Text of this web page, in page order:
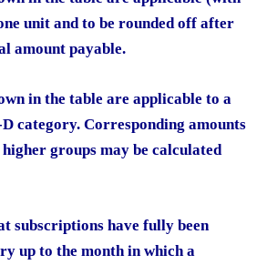
unit and to be rounded off after
amount payable.
in the table are applicable to a
category. Corresponding amounts
groups may be calculated
subscriptions have fully been
up to the month in which a